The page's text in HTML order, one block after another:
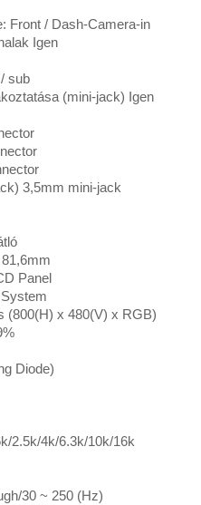
Front / Dash-Camera-in
Igen
sub
(mini-jack) Igen
3,5mm mini-jack
Panel
(800(H) x 480(V) x RGB)
Diode)
2.5k/4k/6.3k/10k/16k
30 ~ 250 (Hz)